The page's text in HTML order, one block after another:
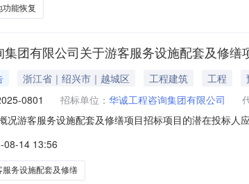
功能恢复
集团有限公司关于游客服务设施配套及修缮
浙江省｜绍兴市｜越城区 工程建筑 工程
0801 招标单位： 华诚工程咨询集团有限公司
况游客服务设施配套及修缮项目招标项目的潜在投标
设施配套及修缮项目数量：1预算金额（元）：345000
08-14 13:56
服务设施配套及修缮